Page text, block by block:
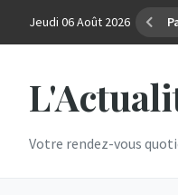
Jeudi 06 Août 2026
Votre rendez-vous